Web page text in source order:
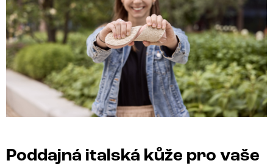
Poddajná italská kůže pro vaše